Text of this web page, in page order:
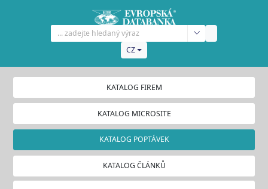
CZ
KATALOG FIREM
KATALOG MICROSITE
KATALOG POPTÁVEK
KATALOG ČLÁNKŮ